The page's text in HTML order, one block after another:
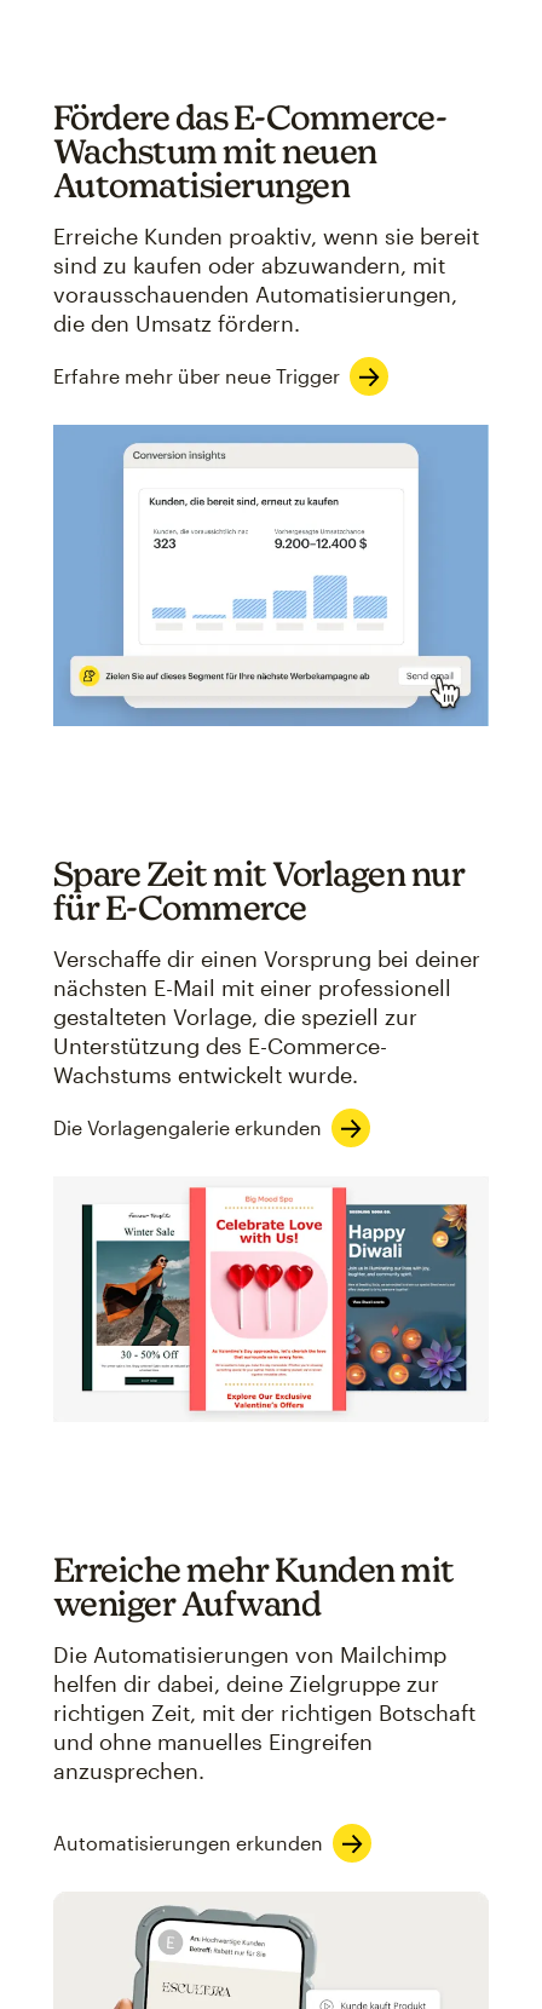
Fördere das E-Commerce-
Wachstum mit neuen
Automatisierungen
Erreiche Kunden proaktiv, wenn sie bereit
sind zu kaufen oder abzuwandern, mit
vorausschauenden Automatisierungen,
die den Umsatz fördern.
Erfahre mehr über neue Trigger
Spare Zeit mit Vorlagen nur
für E-Commerce
Verschaffe dir einen Vorsprung bei deiner
nächsten E-Mail mit einer professionell
gestalteten Vorlage, die speziell zur
Unterstützung des E-Commerce-
Wachstums entwickelt wurde.
Die Vorlagengalerie erkunden
Erreiche mehr Kunden mit
weniger Aufwand
Die Automatisierungen von Mailchimp
helfen dir dabei, deine Zielgruppe zur
richtigen Zeit, mit der richtigen Botschaft
und ohne manuelles Eingreifen
anzusprechen.
Automatisierungen erkunden